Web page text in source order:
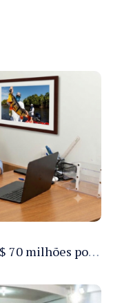
Pesca esportiva movimenta R$ 70 milhões por ano e ganha espaço na economia sustentável do Amazonas